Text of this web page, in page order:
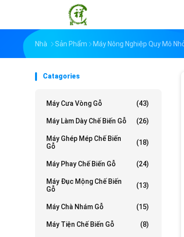
Nhà Sản Phẩm Máy Nông Nghiệp Quy Mô
Catagories
Máy Cưa Vòng Gỗ (43)
Máy Làm Dày Chế Biến Gỗ (26)
Máy Ghép Mép Chế Biến
Gỗ
(18)
Máy Phay Chế Biến Gỗ (24)
Máy Đục Mộng Chế Biến
Gỗ
(13)
Máy Chà Nhám Gỗ (15)
Máy Tiện Chế Biến Gỗ (8)